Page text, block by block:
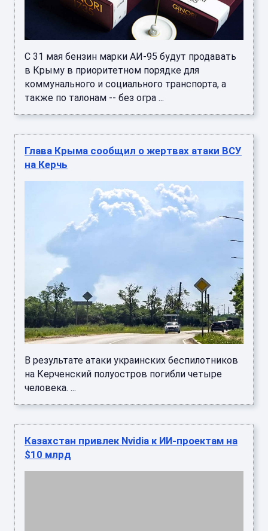
С 31 мая бензин марки АИ-95 будут продавать
в Крыму в приоритетном порядке для
коммунального и социального транспорта, а
также по талонам -- без огра ...
Глава Крыма сообщил о жертвах атаки ВСУ
на Керчь
В результате атаки украинских беспилотников
на Керченский полуостров погибли четыре
человека. ...
Казахстан привлек Nvidia к ИИ-проектам на
$10 млрд